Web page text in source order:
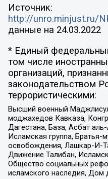
Источник:
http://unro.minjust.ru/
данные на 24.03.2022
* Единый
том числе
организаций,
законодательством
террористическими:
Высший военный
моджахедов Кавказа,
Дагестана, База, Асбат
Исламская группа, Братья-
освобождения, Лашкар-И-
Движение Талибан,
Общество социальных
исламского наследия,